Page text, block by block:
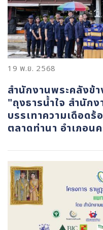
19 พ.ย. 2568
สำนักงานพระคลังข้
"ถุงธารน้ำใจ สำนัก
บรรเทาความเดือด
ตลาดท่านา อำเภอ